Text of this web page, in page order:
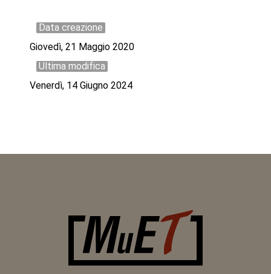
Data creazione
Giovedì, 21 Maggio 2020
Ultima modifica
Venerdì, 14 Giugno 2024